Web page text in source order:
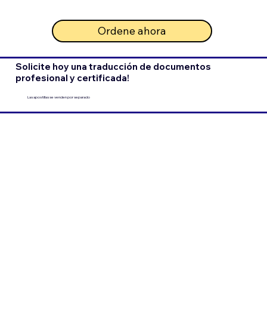
Ordene ahora
Solicite hoy una traducción de documentos
profesional y certificada!
Las apostillas se venden por separado